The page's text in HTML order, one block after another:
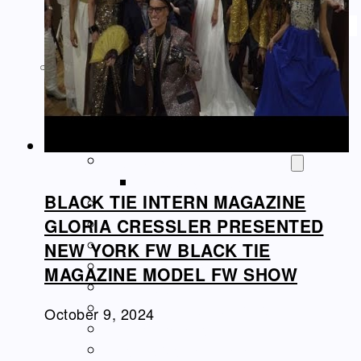
ΝΤΟΚΙΜΑΝΤΈΡ
Athens Square
Home
Video – Θεαματα
Διαφημίσεις – Ads
Real Estate
Εμπόριο – Commerce
Ιατρικά-Medical
Ιστορικά Video
Θρησκευτικά Θέματα
Επικαιρότητα – News
BLACK TIE INTERN MAGAZINE
GLORIA CRESSLER PRESENTED
NEW YORK FW BLACK TIE
MAGAZINE MODEL FW SHOW
October 9, 2024